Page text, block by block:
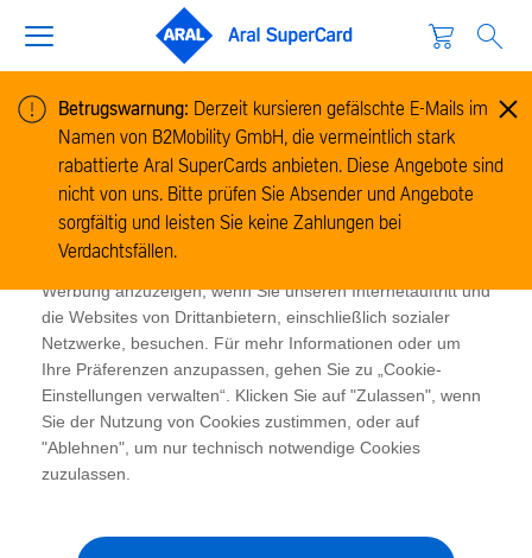
Cookie-Informationen
Wir verwenden Cookies, um Informationen zur Nutzung
unserer Website zu sammeln und zu analysieren und um
das Funktionieren der Website zu ermöglichen. Cookies
Werbung anzuzeigen, wenn Sie unseren Internetauftritt und
die Websites von Drittanbietern, einschließlich sozialer
Netzwerke, besuchen. Für mehr Informationen oder um
Ihre Präferenzen anzupassen, gehen Sie zu „Cookie-
Einstellungen verwalten“. Klicken Sie auf "Zulassen", wenn
Sie der Nutzung von Cookies zustimmen, oder auf
"Ablehnen", um nur technisch notwendige Cookies
zuzulassen.
Betrugswarnung: Derzeit kursieren gefälschte E-Mails im
Namen von B2Mobility GmbH, die vermeintlich stark
rabattierte Aral SuperCards anbieten. Diese Angebote sind
nicht von uns. Bitte prüfen Sie Absender und Angebote
sorgfältig und leisten Sie keine Zahlungen bei
Verdachtsfällen.